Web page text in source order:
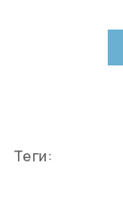
Теги: